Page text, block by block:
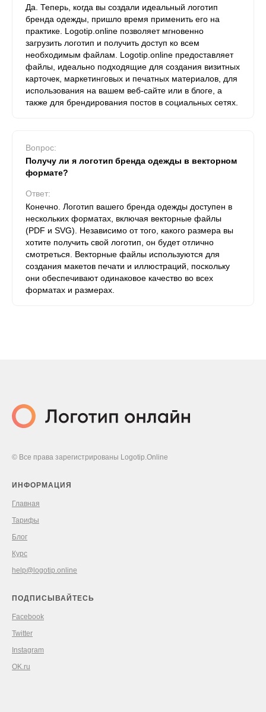
Да. Теперь, когда вы создали идеальный логотип
бренда одежды, пришло время применить его на
практике. Logotip.online позволяет мгновенно
загрузить логотип и получить доступ ко всем
необходимым файлам. Logotip.online предоставляет
файлы, идеально подходящие для создания визитных
карточек, маркетинговых и печатных материалов, для
использования на вашем веб-сайте или в блоге, а
также для брендирования постов в социальных сетях.
Вопрос:
Получу ли я логотип бренда одежды в векторном
формате?
Ответ:
Конечно. Логотип вашего бренда одежды доступен в
нескольких форматах, включая векторные файлы
(PDF и SVG). Независимо от того, какого размера вы
хотите получить свой логотип, он будет отлично
смотреться. Векторные файлы используются для
создания макетов печати и иллюстраций, поскольку
они обеспечивают одинаковое качество во всех
форматах и ​​размерах.
© Все права зарегистрированы Logotip.Online
ИНФОРМАЦИЯ
Главная
Тарифы
Блог
Курс
help@logotip.online
ПОДПИСЫВАЙТЕСЬ
Facebook
Twitter
Instagram
OK.ru